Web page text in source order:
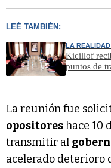
LEÉ TAMBIÉN:
LA
Kicillof
puntos de
La reunión fue
opositoreshace 10
transmitir al
acelerado deterioro